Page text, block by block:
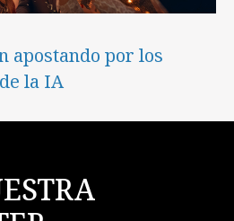
apostando por los
la IA